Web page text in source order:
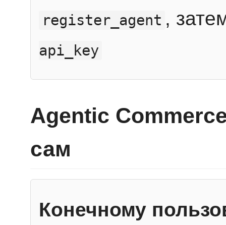
register_agent ,
api_key
Agentic
сам
Конечному